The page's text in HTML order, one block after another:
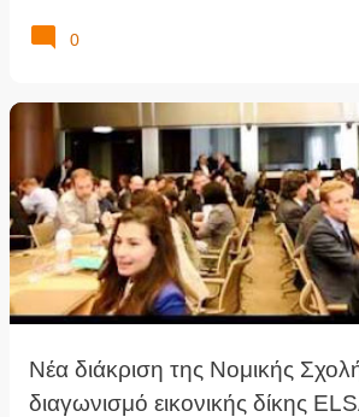
0
Νέα διάκριση της Νομικής
διαγωνισμό εικονικής δίκης